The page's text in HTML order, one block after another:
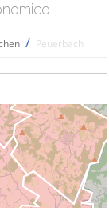
/ Peuerbach